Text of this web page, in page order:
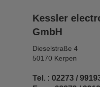
Kessler
GmbH
Dieselstraße 4
50170 Kerpen
Tel. : 02273 /